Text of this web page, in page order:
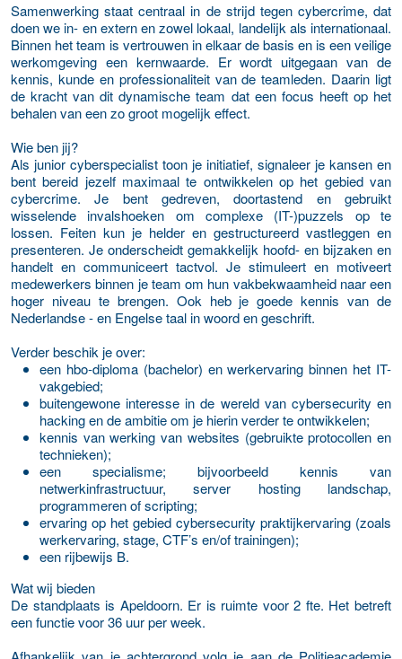
Samenwerking staat centraal in de strijd tegen cybercrime, dat
doen we in- en extern en zowel lokaal, landelijk als internationaal.
Binnen het team is vertrouwen in elkaar de basis en is een veilige
werkomgeving een kernwaarde. Er wordt uitgegaan van de
kennis, kunde en professionaliteit van de teamleden. Daarin ligt
de kracht van dit dynamische team dat een focus heeft op het
behalen van een zo groot mogelijk effect.
Wie ben jij?
Als junior cyberspecialist toon je initiatief, signaleer je kansen en
bent bereid jezelf maximaal te ontwikkelen op het gebied van
cybercrime. Je bent gedreven, doortastend en gebruikt
wisselende invalshoeken om complexe (IT-)puzzels op te
lossen. Feiten kun je helder en gestructureerd vastleggen en
presenteren. Je onderscheidt gemakkelijk hoofd- en bijzaken en
handelt en communiceert tactvol. Je stimuleert en motiveert
medewerkers binnen je team om hun vakbekwaamheid naar een
hoger niveau te brengen. Ook heb je goede kennis van de
Nederlandse - en Engelse taal in woord en geschrift.
Verder beschik je over:
een hbo-diploma (bachelor) en werkervaring binnen het IT-
vakgebied;
buitengewone interesse in de wereld van cybersecurity en
hacking en de ambitie om je hierin verder te ontwikkelen;
kennis van werking van websites (gebruikte protocollen en
technieken);
een specialisme; bijvoorbeeld kennis van
netwerkinfrastructuur, server hosting landschap,
programmeren of scripting;
ervaring op het gebied cybersecurity praktijkervaring (zoals
werkervaring, stage, CTF’s en/of trainingen);
een rijbewijs B.
Wat wij bieden
De standplaats is Apeldoorn. Er is ruimte voor 2 fte. Het betreft
een functie voor 36 uur per week.